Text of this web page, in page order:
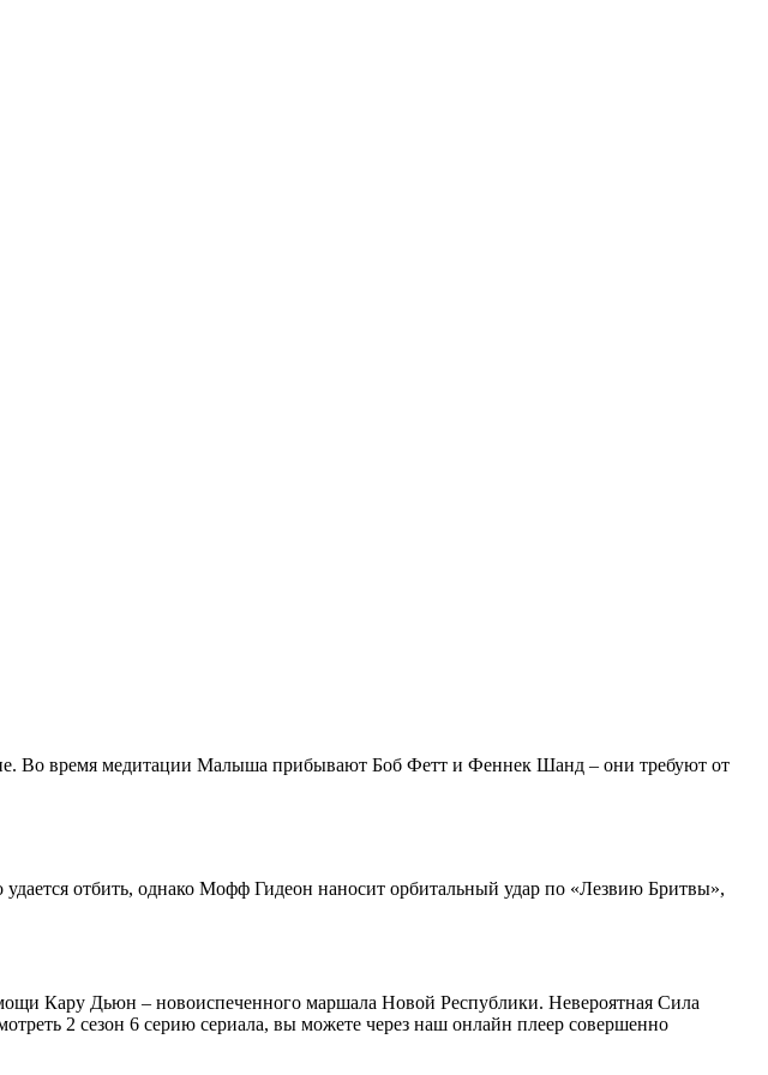
Во время медитации Малыша прибывают Боб Фетт и Феннек Шанд – они требуют от
отбить, однако Мофф Гидеон наносит орбитальный удар по «Лезвию Бритвы»,
Кару Дьюн – новоиспеченного маршала Новой Республики. Невероятная Сила
2 сезон 6 серию сериала, вы можете через наш онлайн плеер совершенно